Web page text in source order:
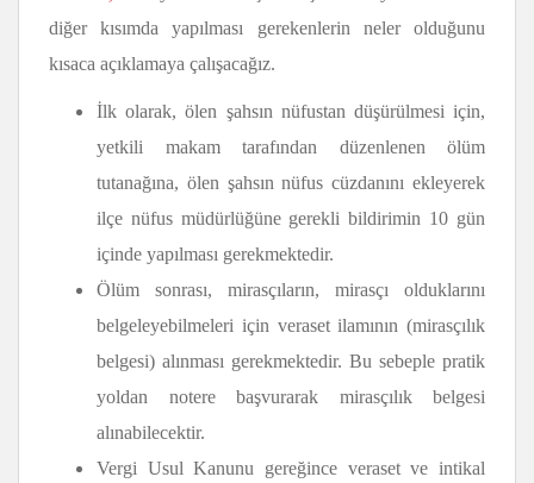
diğer kısımda yapılması gerekenlerin neler olduğunu
kısaca açıklamaya çalışacağız.
İlk olarak, ölen şahsın nüfustan düşürülmesi için,
yetkili makam tarafından düzenlenen ölüm
tutanağına, ölen şahsın nüfus cüzdanını ekleyerek
ilçe nüfus müdürlüğüne gerekli bildirimin 10 gün
içinde yapılması gerekmektedir.
Ölüm sonrası, mirasçıların, mirasçı olduklarını
belgeleyebilmeleri için veraset ilamının (mirasçılık
belgesi) alınması gerekmektedir. Bu sebeple pratik
yoldan notere başvurarak mirasçılık belgesi
alınabilecektir.
Vergi Usul Kanunu gereğince veraset ve intikal